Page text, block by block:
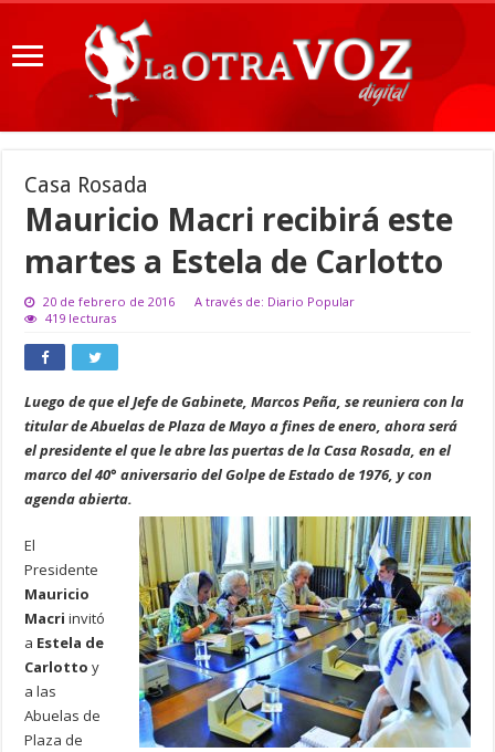
Casa Rosada
Mauricio Macri recibirá este
martes a Estela de Carlotto
20 de febrero de 2016
A través de: Diario Popular
419 lecturas
Luego de que el Jefe de Gabinete, Marcos Peña, se reuniera con la
titular de Abuelas de Plaza de Mayo a fines de enero, ahora será
el presidente el que le abre las puertas de la Casa Rosada, en el
marco del 40° aniversario del Golpe de Estado de 1976, y con
agenda abierta.
El
Presidente
Mauricio
Macri invitó
a Estela de
Carlotto y
a las
Abuelas de
Plaza de